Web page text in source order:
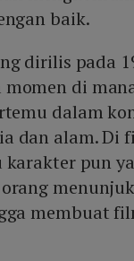
baik.
dirilis pada
di
dalam
dan alam. Di
pun
membuat